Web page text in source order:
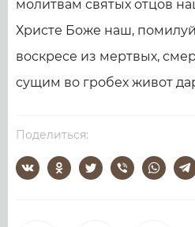
молитвам святых отцов
Христе Боже наш,
воскресе из мертвых,
сущим во гробех живот
Поделиться: